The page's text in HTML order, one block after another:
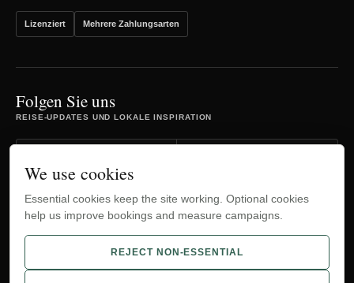
Lizenziert Mehrere Zahlungsarten
Folgen Sie uns
REISE-UPDATES UND LOKALE INSPIRATION
TripAdvisor YouTube
WhatsApp
We use cookies
Essential cookies keep the site working. Optional cookies
help us improve bookings and measure campaigns.
REJECT NON-ESSENTIAL